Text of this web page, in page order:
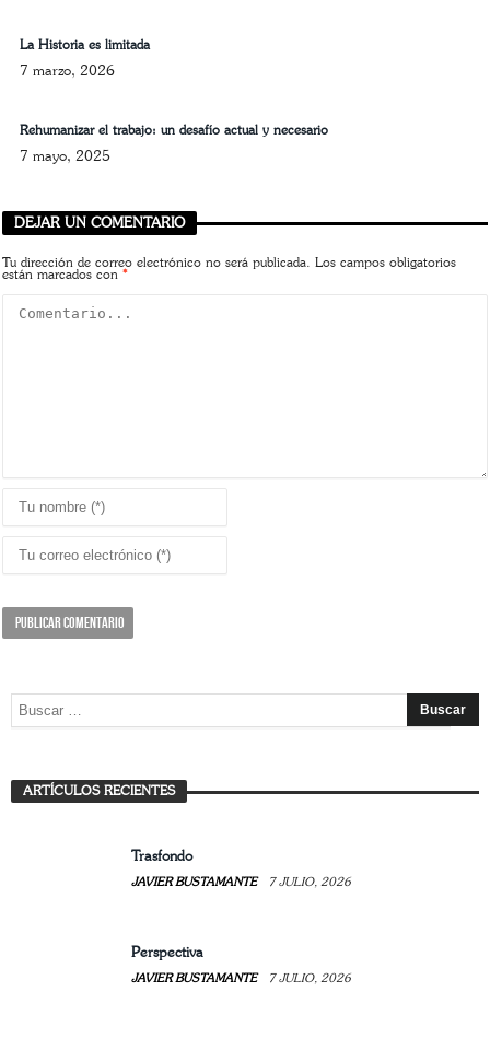
La Historia es limitada
7 marzo, 2026
Rehumanizar el trabajo: un desafío actual y necesario
7 mayo, 2025
DEJAR UN COMENTARIO
Tu dirección de correo electrónico no será publicada. Los campos obligatorios
están marcados con*
ARTÍCULOS RECIENTES
JAVIER BUSTAMANTE 7 JULIO, 2026
Trasfondo
JAVIER BUSTAMANTE 7 JULIO, 2026
Perspectiva
JAVIER BUSTAMANTE 7 JULIO, 2026